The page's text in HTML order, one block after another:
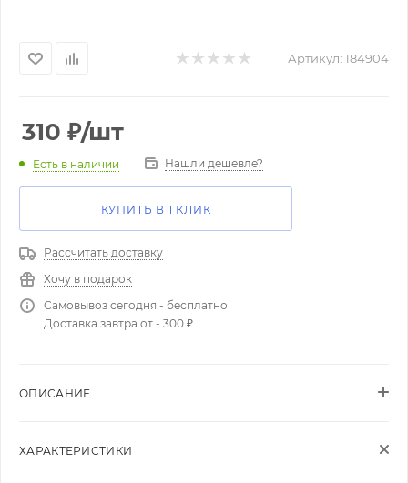
Артикул: 184904
310 ₽/шт
Есть в наличии Нашли дешевле?
КУПИТЬ В 1 КЛИК
Рассчитать доставку
Хочу в подарок
Самовывоз сегодня - бесплатно
Доставка завтра от - 300 ₽
ОПИСАНИЕ
ХАРАКТЕРИСТИКИ